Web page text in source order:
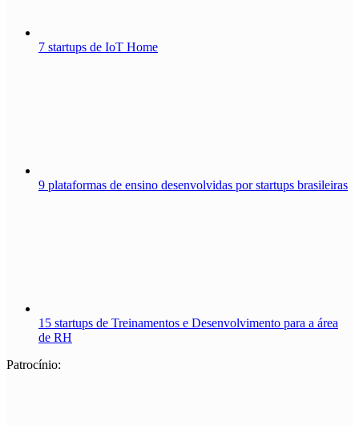
7 startups de IoT Home
9 plataformas de ensino desenvolvidas por startups brasileiras
15 startups de Treinamentos e Desenvolvimento para a área
de RH
Patrocínio: